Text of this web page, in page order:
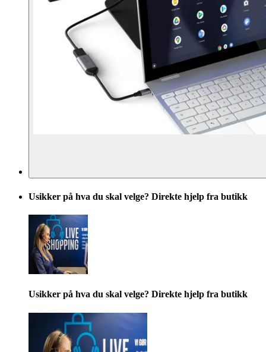
Usikker på hva du skal velge? Direkte hjelp fra butikk
Usikker på hva du skal velge? Direkte hjelp fra butikk